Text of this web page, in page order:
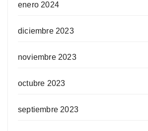
enero 2024
diciembre 2023
noviembre 2023
octubre 2023
septiembre 2023